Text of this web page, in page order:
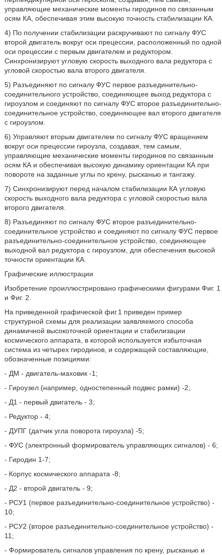
управляющие механические моменты гиродинов по связанным
осям КА, обеспечивая этим высокую точность стабилизации КА.
4) По получении стабилизации раскручивают по сигналу ФУС
второй двигатель вокруг оси прецессии, расположенный по одной
оси прецессии с первым двигателем и редуктором.
Синхронизируют угловую скорость выходного вала редуктора с
угловой скоростью вала второго двигателя.
5) Разъединяют по сигналу ФУС первое разъединительно-
соединительного устройство, соединяющее выход редуктора с
гироузлом и соединяют по сигналу ФУС второе разъединительно-
соединительное устройство, соединяющее вал второго двигателя
с гироузлом.
6) Управляют вторым двигателем по сигналу ФУС вращением
вокруг оси прецессии гироузла, создавая, тем самым,
управляющие механические моменты гиродинов по связанным
осям КА и обеспечивая высокую динамику ориентации КА при
повороте на заданные углы по крену, рысканью и тангажу.
7) Синхронизируют перед началом стабилизации КА угловую
скорость выходного вала редуктора с угловой скоростью вала
второго двигателя.
8) Разъединяют по сигналу ФУС второе разъединительно-
соединительное устройство и соединяют по сигналу ФУС первое
разъединительно-соединительное устройство, соединяющее
выходной вал редуктора с гироузлом, для обеспечения высокой
точности ориентации КА.
Графические иллюстрации
Изобретение проиллюстрировано графическими фигурами Фиг. 1
и Фиг. 2.
На приведенной графической фиг.1 приведен пример
структурной схемы для реализации заявляемого способа
динамичной высокоточной ориентации и стабилизации
космического аппарата, в которой используется избыточная
система из четырех гиродинов, и содержащей составляющие,
обозначенные позициями:
- ДМ - двигатель-маховик -1;
- Гироузел (например, одностепенный подвес рамки) -2;
- Д1 - первый двигатель - 3;
- Редуктор - 4;
- ДУПГ (датчик угла поворота гироузла) -5;
- ФУС (электронный формирователь управляющих сигналов) - 6;
- Гиродин 1-7;
- Корпус космического аппарата -8;
- Д2 - второй двигатель - 9;
- РСУ1 (первое разъединительно-соединительное устройство) -
10;
- РСУ2 (второе разъединительно-соединительное устройство) -
11;
- Формирователь сигналов управления по крену, рысканью и